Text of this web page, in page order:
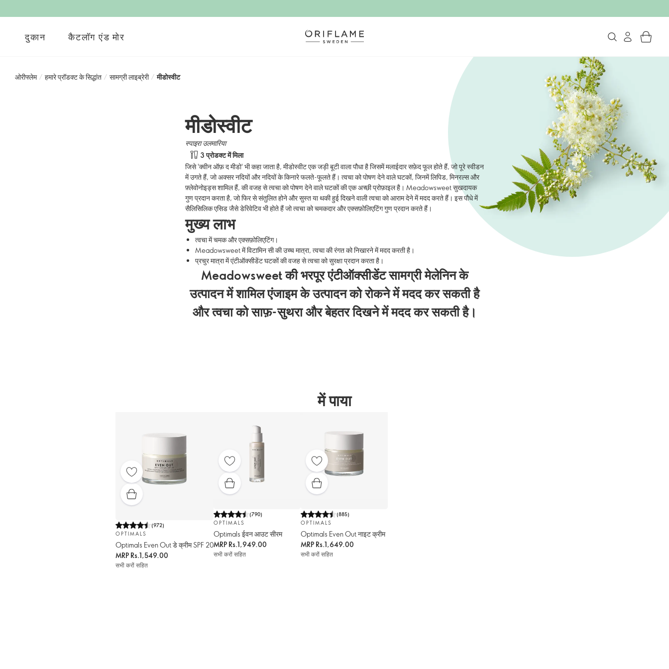
दुकान कैटलॉग एंड मोर
ओरीफ्लेम / हमारे प्रॉडक्ट के सिद्धांत / सामग्री लाइब्रेरी / मीडोस्वीट
मीडोस्वीट
स्पाइरा उलमारिया
3 प्रोडक्ट में मिला
जिसे 'क्वीन ऑफ़ द मीडो' भी कहा जाता है, मीडोस्वीट एक जड़ी बूटी वाला पौधा है जिसमें मलाईदार सफ़ेद फूल होते हैं, जो पूरे स्वीडन
में उगते हैं, जो अक्सर नदियों और नदियों के किनारे फलते-फूलते हैं। त्वचा को पोषण देने वाले घटकों, जिनमें लिपिड, मिनरल्स और
फ़्लेवोनोइड्स शामिल हैं, की वजह से त्वचा को पोषण देने वाले घटकों की एक अच्छी प्रोफ़ाइल है। Meadowsweet सुखदायक
गुण प्रदान करता है, जो फिर से संतुलित होने और सुस्त या थकी हुई दिखने वाली त्वचा को आराम देने में मदद करते हैं। इस पौधे में
सैलिसिलिक एसिड जैसे डेरिवेटिव भी होते हैं जो त्वचा को चमकदार और एक्सफ़ोलिएटिंग गुण प्रदान करते हैं।
मुख्य लाभ
त्वचा में चमक और एक्सफ़ोलिएटिंग।
Meadowsweet में विटामिन सी की उच्च मात्रा, त्वचा की रंगत को निखारने में मदद करती है।
प्रचुर मात्रा में एंटीऑक्सीडेंट घटकों की वजह से त्वचा को सुरक्षा प्रदान करता है।
Meadowsweet की भरपूर एंटीऑक्सीडेंट सामग्री मेलेनिन के
उत्पादन में शामिल एंजाइम के उत्पादन को रोकने में मदद कर सकती है
और त्वचा को साफ़-सुथरा और बेहतर दिखने में मदद कर सकती है।
में पाया
(972)
OPTIMALS
Optimals Even Out डे क्रीम SPF 20
MRP Rs.1,549.00
सभी करों सहित
(790)
OPTIMALS
Optimals ईवन आउट सीरम
MRP Rs.1,949.00
सभी करों सहित
(885)
OPTIMALS
Optimals Even Out नाइट क्रीम
MRP Rs.1,649.00
सभी करों सहित